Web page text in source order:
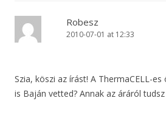
Robesz
2010-07-01 at 12:33
Szia, köszi az írást! A ThermaCELL-
is Baján vetted? Annak az áráról